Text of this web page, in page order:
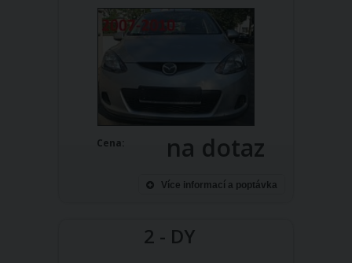
Cena: na dotaz
Více informací a poptávka
2 - DY